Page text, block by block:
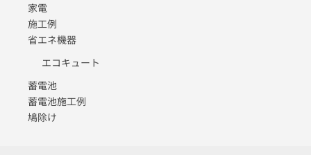
家電
施工例
省エネ機器
エコキュート
蓄電池
蓄電池施工例
鳩除け